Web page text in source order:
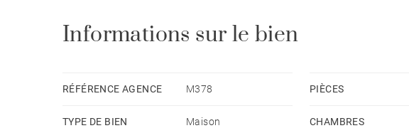
Informations sur le bien
RÉFÉRENCE AGENCE M378
TYPE DE BIEN Maison
PIÈCES
CHAMBRES